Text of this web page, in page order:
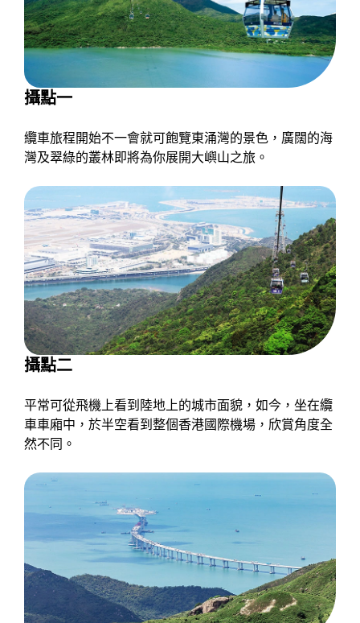
攝點一
纜車旅程開始不一會就可飽覽東涌灣的景色，廣闊的海
灣及翠綠的叢林即將為你展開大嶼山之旅。
攝點二
平常可從飛機上看到陸地上的城市面貌，如今，坐在纜
車車廂中，於半空看到整個香港國際機場，欣賞角度全
然不同。